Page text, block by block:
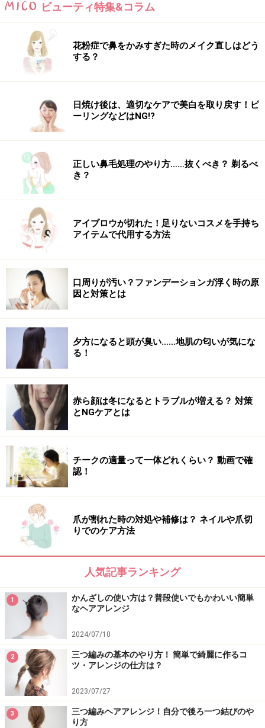
端の部分をスカーフの中にしっかり入れ込む
5. 結んだ端を、スカーフの中に押し込んで隠します。そ
しまうとよいです。
少しずつ摘まんで引き出す
6. 両サイドを入れ込んだら、トップの髪を引き出して、
無造作感を出します。
根元から毛先に向かって梳かす
7. 後れ毛にトリートメントオイルやブロスクリームな
ど、ツヤの出るスタイリング剤をつけます。手の平に広
げてから、梳かすようにつけ、束感を出したら完成！
うまく仕上げるポイント
ターバンアレンジがなんだかうまくいかない……そんな場
合は、次のポイントをチェック！「1.耳周りがスッキリ
全開になっていないか？
すぎていないか？
ているか？
点をクリアすると仕上がりが見違えますよ。
だとスッキリしすぎて抜け感が出ません。
【OK例】耳にかぶせて、ニュアンスのある後れ毛を作れば
一気におしゃれスタイルに！
ビューティ特集&コラム
花粉症で鼻をかみすぎた時のメイク直しはどう
する？
日焼け後は、適切なケアで美白を取り戻す！ピ
ーリングなどはNG!?
正しい鼻毛処理のやり方……抜くべき？ 剃るべ
き？
アイブロウが切れた！足りないコスメを手持ち
アイテムで代用する方法
口周りが汚い？ファンデーションガ浮く時の原
因と対策とは
夕方になると頭が臭い……地肌の匂いが気にな
る！
赤ら顔は冬になるとトラブルが増える？ 対策
とNGケアとは
チークの適量って一体どれくらい？ 動画で確
認！
爪が割れた時の対処や補修は？ ネイルや爪切
りでのケア方法
人気記事ランキング
1
かんざしの使い方は？普段使いでもかわいい簡単
なヘアアレンジ
2024/07/10
2
三つ編みの基本のやり方！ 簡単で綺麗に作るコ
ツ・アレンジの仕方は？
2023/07/27
3
三つ編みヘアアレンジ！自分で後ろ一つ結びのや
り方